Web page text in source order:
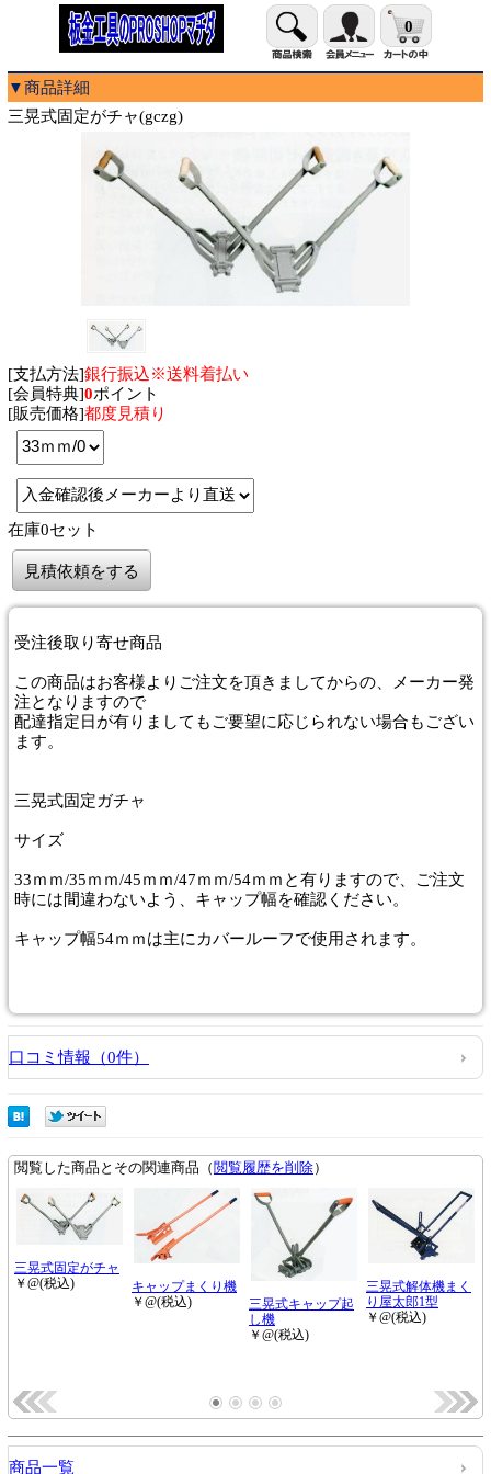
0
▼商品詳細
三晃式固定がチャ(gczg)
[支払方法]銀行振込※送料着払い
[会員特典]0ポイント
[販売価格]都度見積り
在庫0セット
見積依頼をする
受注後取り寄せ商品
この商品はお客様よりご注文を頂きましてからの、メーカー発
注となりますので
配達指定日が有りましてもご要望に応じられない場合もござい
ます。
三晃式固定ガチャ
サイズ
33ｍｍ/35ｍｍ/45ｍｍ/47ｍｍ/54ｍｍと有りますので、ご注文
時には間違わないよう、キャップ幅を確認ください。
キャップ幅54ｍｍは主にカバールーフで使用されます。
口コミ情報（0件）
商品一覧